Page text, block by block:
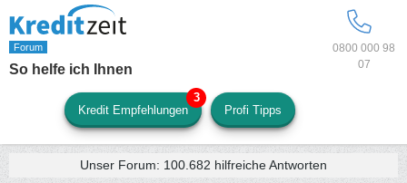
0800 000 98
07
So helfe ich Ihnen
Kredit Empfehlungen Profi Tipps
Unser Forum: 100.682 hilfreiche Antworten